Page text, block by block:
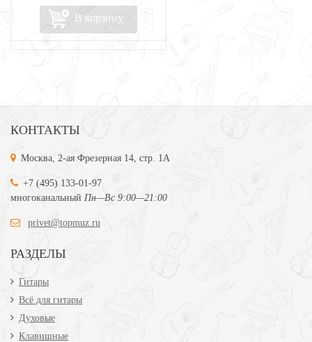
В корзину
КОНТАКТЫ
Москва, 2-ая Фрезерная 14, стр. 1А
+7 (495) 133-01-97
многоканальный Пн—Вс 9:00—21:00
privet@topmuz.ru
РАЗДЕЛЫ
Гитары
Всё для гитары
Духовые
Клавишные